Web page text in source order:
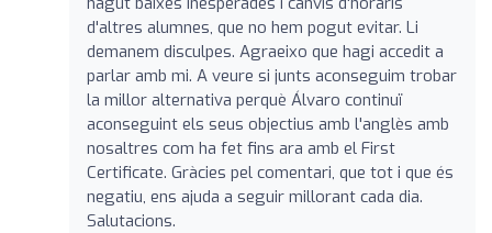
d'altres alumnes, que no hem pogut evitar. Li
demanem disculpes. Agraeixo que hagi accedit a
parlar amb mi. A veure si junts aconseguim trobar
la millor alternativa perquè Álvaro continuï
aconseguint els seus objectius amb l'anglès amb
nosaltres com ha fet fins ara amb el First
Certificate. Gràcies pel comentari, que tot i que és
negatiu, ens ajuda a seguir millorant cada dia.
Salutacions.